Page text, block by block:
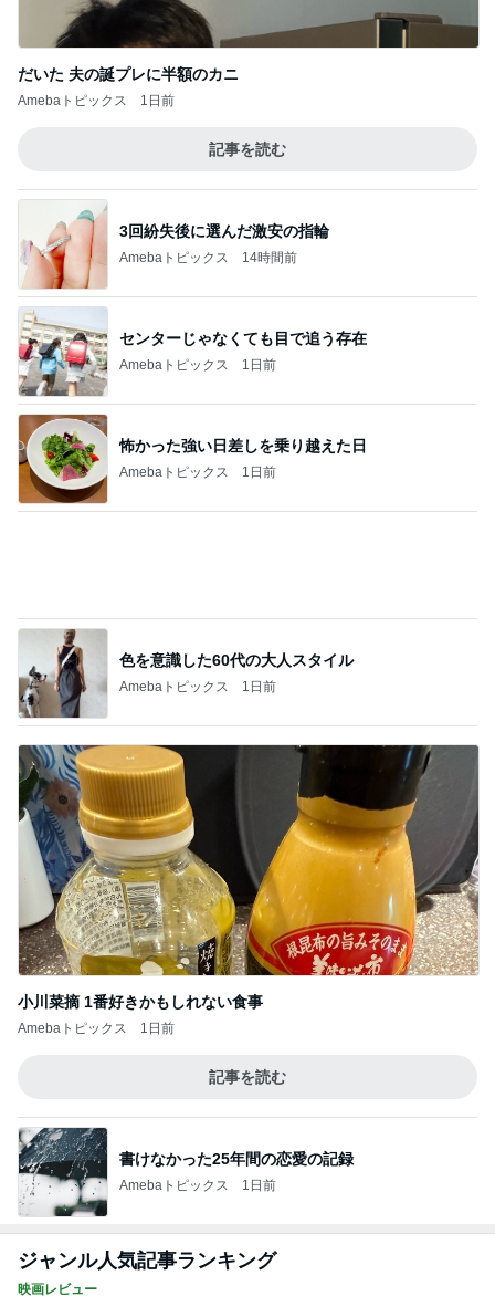
3回紛失後に選んだ激安の指輪
Amebaトピックス 14時間前
Amebaトピックス 1日前
怖かった強い日差しを乗り越えた日
Amebaトピックス 1日前
色を意識した60代の大人スタイル
Amebaトピックス 1日前
小川菜摘 1番好きかもしれない食事
Amebaトピックス
書けなかった25年間の恋愛の記録
Amebaトピックス 1日前
ジャンル人気記事ランキング
映画レビュー
映画『大統領のケーキ』が突きつける「日常
の狂気」と涙のラスト
ほくとの気ままなブログ
2
さくらの暇つぶし日記
3
深層昭和帯